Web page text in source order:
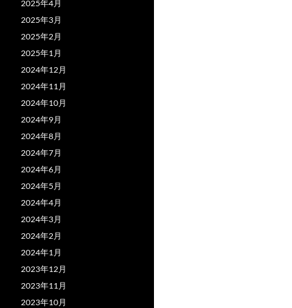
2025年4月
2025年3月
2025年2月
2025年1月
2024年12月
2024年11月
2024年10月
2024年9月
2024年8月
2024年7月
2024年6月
2024年5月
2024年4月
2024年3月
2024年2月
2024年1月
2023年12月
2023年11月
2023年10月